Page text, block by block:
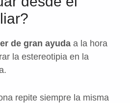
de gran ayudaa la hora
la estereotipia en la
repite siempre la misma